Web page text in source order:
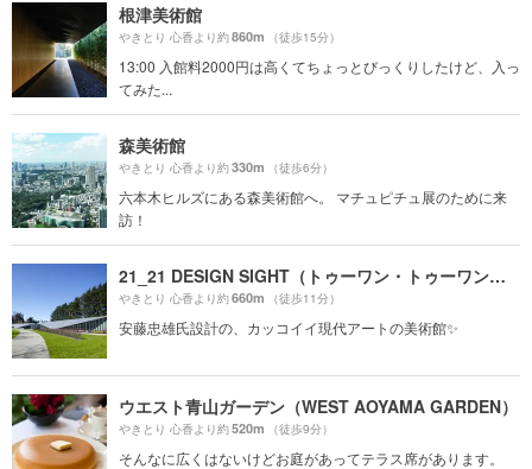
根津美術館
やきとり 心香より約860m （徒歩15分）
13:00 入館料2000円は高くてちょっとびっくりしたけど、入っ
てみた...
森美術館
やきとり 心香より約330m （徒歩6分）
六本木ヒルズにある森美術館へ。 マチュピチュ展のために来
訪！
21_21 DESIGN SIGHT（トゥーワン・トゥーワン・デザインサイト）
やきとり 心香より約660m （徒歩11分）
安藤忠雄氏設計の、カッコイイ現代アートの美術館✨
ウエスト青山ガーデン（WEST AOYAMA GARDEN）
やきとり 心香より約520m （徒歩9分）
そんなに広くはないけどお庭があってテラス席があります。